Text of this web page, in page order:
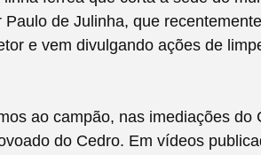
de Julinha, que recentemente
e vem divulgando ações de
ao campão, nas imediações do
do Cedro. Em vídeos